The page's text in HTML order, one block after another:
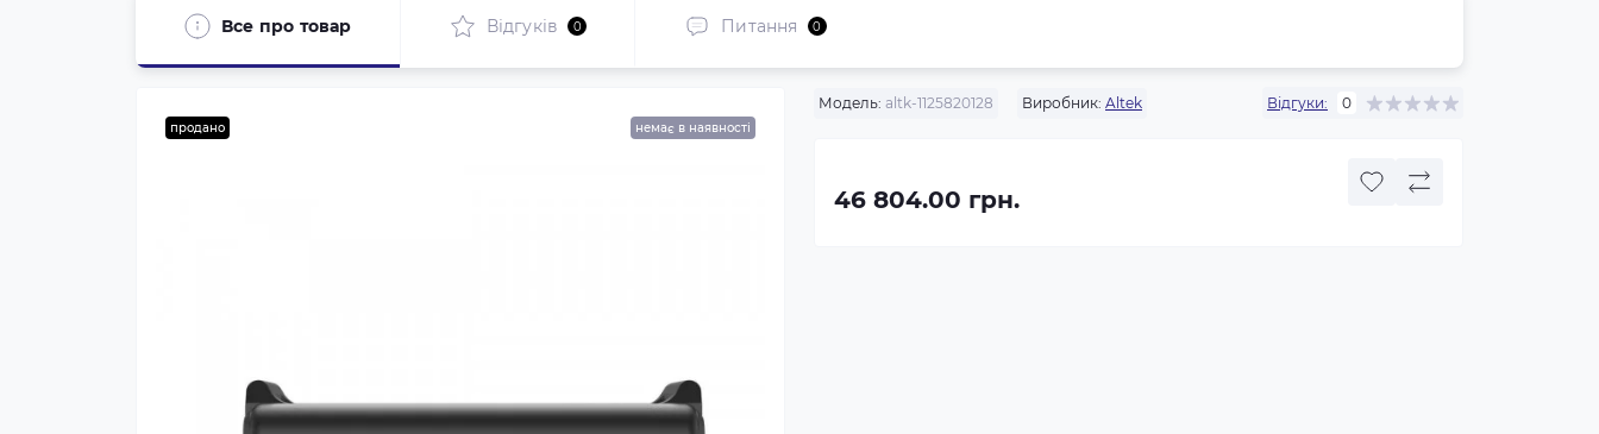
Все про товар Відгуків 0 Питання 0
продано немає в наявності
Модель: altk-1125820128 Виробник: Altek Відгуки: 0
46 804.00 грн.